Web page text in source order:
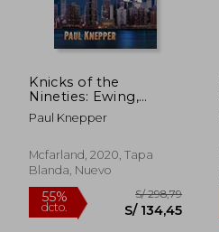
Knicks of the
Nineties: Ewing,
Oakley, Starks and
the Brawlers That
Inglés)
Paul Knepper
Mcfarland, 2020, Tapa
Blanda, Nuevo